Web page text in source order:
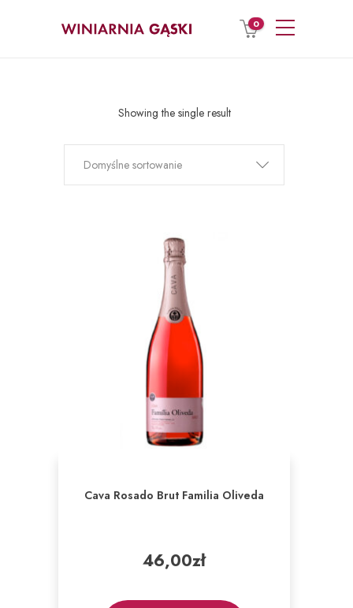
0
Showing the single result
Domyślne sortowanie
Cava Rosado Brut Familia Oliveda
46,00zł